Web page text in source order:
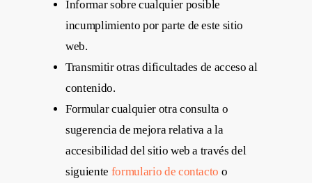
Informar sobre cualquier posible
incumplimiento por parte de este sitio
web.
Transmitir otras dificultades de acceso al
contenido.
Formular cualquier otra consulta o
sugerencia de mejora relativa a la
accesibilidad del sitio web a través del
siguiente formulario de contacto o